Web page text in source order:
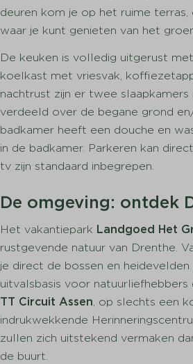
Koelkast+vriesvak
Gaskookplaat
Combi magnetron
Vaatwasser
Sanitair
Aantal badkamers: 1
Wastafel
Aantal aparte toiletten: 1
Parkfaciliteiten
Peuterbad
Fietsverhuur
Buitenspeeltuin
deuren kom je op het ruime
waar je kunt genieten van het
De keuken is volledig uitgerust
koelkast met vriesvak,
nachtrust zijn er twee
verdeeld over de begane grond
badkamer heeft een douche en
in de badkamer. Parkeren kan
tv zijn standaard inbegrepen.
De omgeving: ontdek
Het vakantiepark Landgoed Het
rustgevende natuur van Drenthe.
je direct de bossen en
uitvalsbasis voor
TT Circuit Assen, op slechts een
indrukwekkende
zullen zich uitstekend vermaken
de buurt.